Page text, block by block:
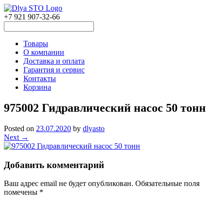
+7 921 907-32-66
Товары
О компании
Доставка и оплата
Гарантия и сервис
Контакты
Корзина
975002 Гидравлический насос 50 тонн
Posted on 23.07.2020 by dlyasto
Next →
Добавить комментарий
Ваш адрес email не будет опубликован. Обязательные поля
помечены *